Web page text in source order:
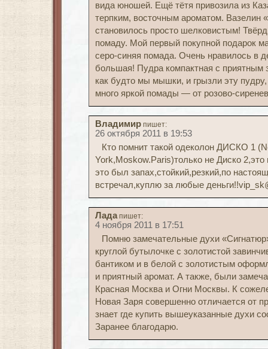
вида юношей. Ещё тётя привозила из
терпким, восточным ароматом. Вазелин
становилось просто шелковистым!
помаду. Мой первый покупной подарок
серо-синяя помада. Очень нравилось в
большая! Пудра компактная с приятным
как будто мы мышки, и грызли эту
много яркой помады — от розово-
Владимир пишет:
26 октября 2011 в 19:53
Кто помнит такой одеколон ДИСКО 1
York,Moskow.Paris)только не Диско
это был запах,стойкий,резкий,по
встречал,куплю за любые
Лада пишет:
4 ноября 2011 в 17:51
Помню замечательные духи
круглой бутылочке с золотистой
бантиком и в белой с золотистым
и приятный аромат. А также, были
Красная Москва и Огни Москвы. К
Новая Заря совершенно отличается от
знает где купить вышеуказанные духи
Заранее благодарю.